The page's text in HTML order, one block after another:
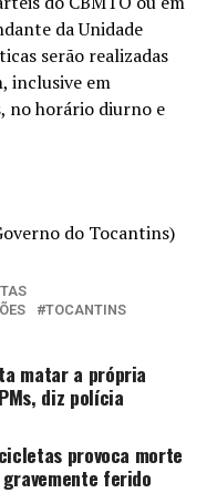
da Unidade
serão realizadas
inclusive em
no horário diurno e
do Tocantins)
TOCANTINS
matar a própria
diz polícia
provoca morte
ferido